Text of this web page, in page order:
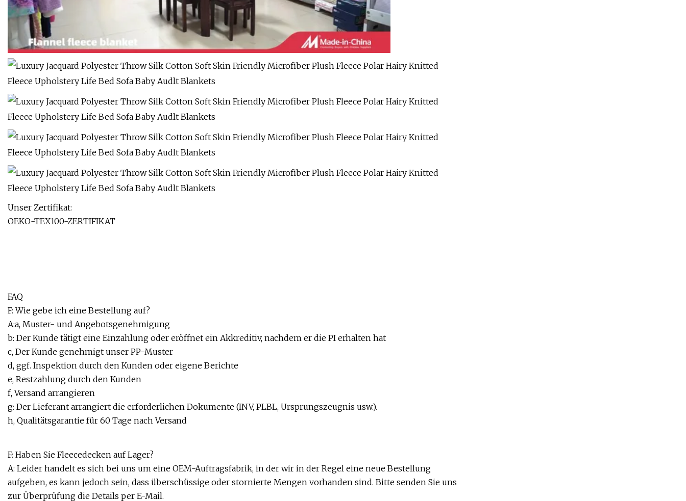
Unser Zertifikat:
OEKO-TEX100-ZERTIFIKAT
FAQ
F: Wie gebe ich eine Bestellung auf?
A:a, Muster- und Angebotsgenehmigung
b: Der Kunde tätigt eine Einzahlung oder eröffnet ein Akkreditiv, nachdem er die PI erhalten hat
c, Der Kunde genehmigt unser PP-Muster
d, ggf. Inspektion durch den Kunden oder eigene Berichte
e, Restzahlung durch den Kunden
f, Versand arrangieren
g: Der Lieferant arrangiert die erforderlichen Dokumente (INV, PLBL, Ursprungszeugnis usw.).
h, Qualitätsgarantie für 60 Tage nach Versand
F: Haben Sie Fleecedecken auf Lager?
A: Leider handelt es sich bei uns um eine OEM-Auftragsfabrik, in der wir in der Regel eine neue Bestellung
aufgeben, es kann jedoch sein, dass überschüssige oder stornierte Mengen vorhanden sind. Bitte senden Sie uns
zur Überprüfung die Details per E-Mail.